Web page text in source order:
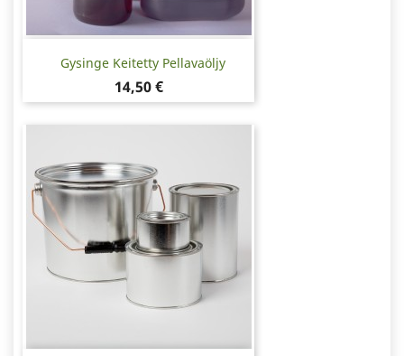
Gysinge Keitetty Pellavaöljy
Hinta
14,50 €